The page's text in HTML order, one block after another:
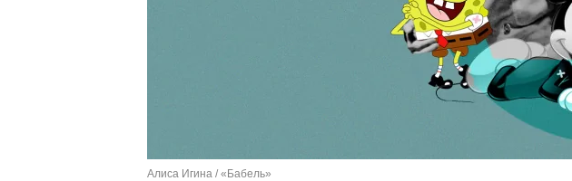
Алиса Игина / «Бабель»